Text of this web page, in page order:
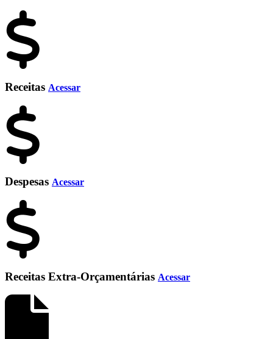
Receitas Acessar
Despesas Acessar
Receitas Extra-Orçamentárias Acessar